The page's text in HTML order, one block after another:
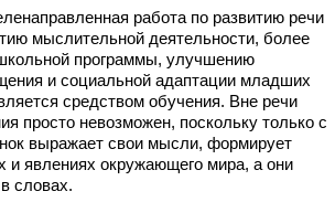
работа по развитию речи
мыслительной деятельности, более
программы, улучшению
и социальной адаптации младших
средством обучения. Вне речи
просто невозможен, поскольку только с
выражает свои мысли, формирует
и явлениях окружающего мира, а они
словах.